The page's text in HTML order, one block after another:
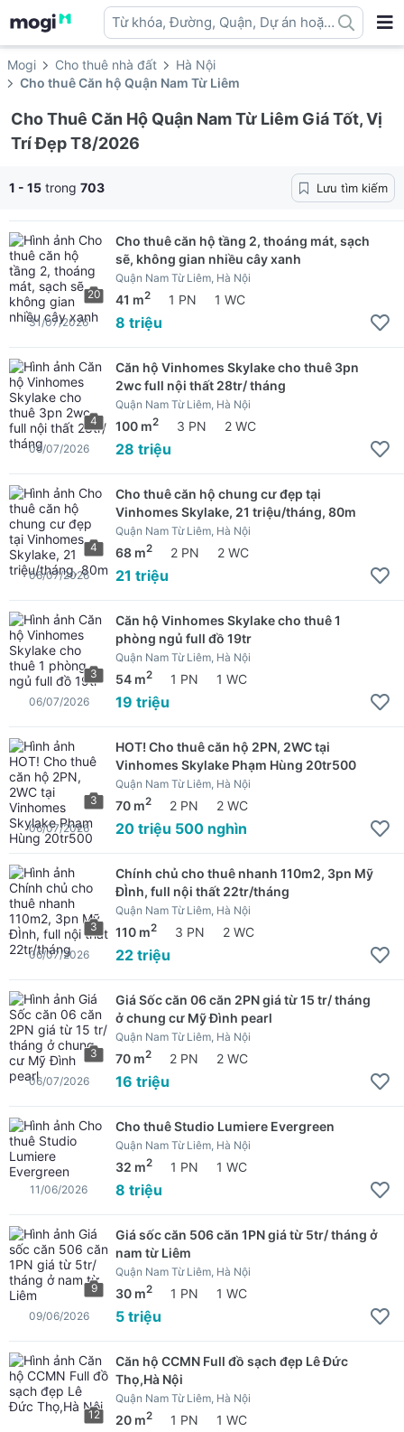
Từ khóa, Đường, Quận, Dự án hoặc
địa danh ...
Mogi Cho thuê nhà đất
Hà Nội
Cho thuê Căn hộ Quận Nam Từ Liêm
Cho Thuê Căn Hộ Quận Nam Từ Liêm Giá Tốt, Vị
Trí Đẹp T8/2026
1 - 15 trong 703 Lưu tìm kiếm
20
Cho thuê căn hộ tầng 2, thoáng mát, sạch
sẽ, không gian nhiều cây xanh
Quận Nam Từ Liêm, Hà Nội
41 m2 1 PN 1 WC
8 triệu
31/07/2026
4
Căn hộ Vinhomes Skylake cho thuê 3pn
2wc full nội thất 28tr/ tháng
Quận Nam Từ Liêm, Hà Nội
100 m2 3 PN 2 WC
28 triệu
06/07/2026
4
Cho thuê căn hộ chung cư đẹp tại
Vinhomes Skylake, 21 triệu/tháng, 80m
Quận Nam Từ Liêm, Hà Nội
68 m2 2 PN 2 WC
21 triệu
06/07/2026
3
Căn hộ Vinhomes Skylake cho thuê 1
phòng ngủ full đồ 19tr
Quận Nam Từ Liêm, Hà Nội
54 m2 1 PN 1 WC
19 triệu
06/07/2026
3
HOT! Cho thuê căn hộ 2PN, 2WC tại
Vinhomes Skylake Phạm Hùng 20tr500
Quận Nam Từ Liêm, Hà Nội
70 m2 2 PN 2 WC
20 triệu 500 nghìn
06/07/2026
3
Chính chủ cho thuê nhanh 110m2, 3pn Mỹ
ĐÌnh, full nội thất 22tr/tháng
Quận Nam Từ Liêm, Hà Nội
110 m2 3 PN 2 WC
22 triệu
06/07/2026
3
Giá Sốc căn 06 căn 2PN giá từ 15 tr/ tháng
ở chung cư Mỹ Đình pearl
Quận Nam Từ Liêm, Hà Nội
70 m2 2 PN 2 WC
16 triệu
06/07/2026
Cho thuê Studio Lumiere Evergreen
Quận Nam Từ Liêm, Hà Nội
32 m2 1 PN 1 WC
8 triệu
11/06/2026
9
Giá sốc căn 506 căn 1PN giá từ 5tr/ tháng ở
nam từ Liêm
Quận Nam Từ Liêm, Hà Nội
30 m2 1 PN 1 WC
5 triệu
09/06/2026
12
Căn hộ CCMN Full đồ sạch đẹp Lê Đức
Thọ,Hà Nội
Quận Nam Từ Liêm, Hà Nội
20 m2 1 PN 1 WC